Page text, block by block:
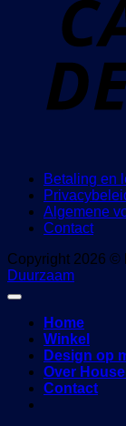
Betaling en
Algemene
Contact
Copyright 2026 ©
Duurzaam
Home
Winkel
Design op
Over
Contact